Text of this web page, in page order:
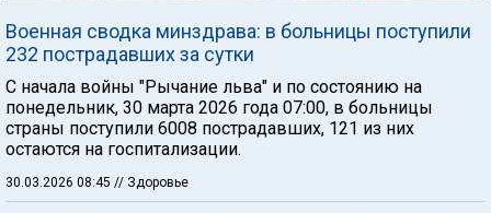
Военная сводка минздрава: в больницы поступили
232 пострадавших за сутки
С начала войны "Рычание льва" и по состоянию на
понедельник, 30 марта 2026 года 07:00, в больницы
страны поступили 6008 пострадавших, 121 из них
остаются на госпитализации.
30.03.2026 08:45 // Здоровье